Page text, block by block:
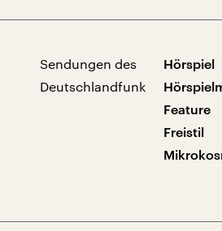
Sendungen des
Deutschlandfunk
Hörspiel
Feature
Freistil